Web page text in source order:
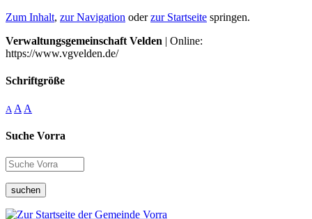
Zum Inhalt, zur Navigation oderzur Startseite springen.
Verwaltungsgemeinschaft Velden | Online:
https://www.vgvelden.de/
Schriftgröße
A A A
Suche Vorra
suchen